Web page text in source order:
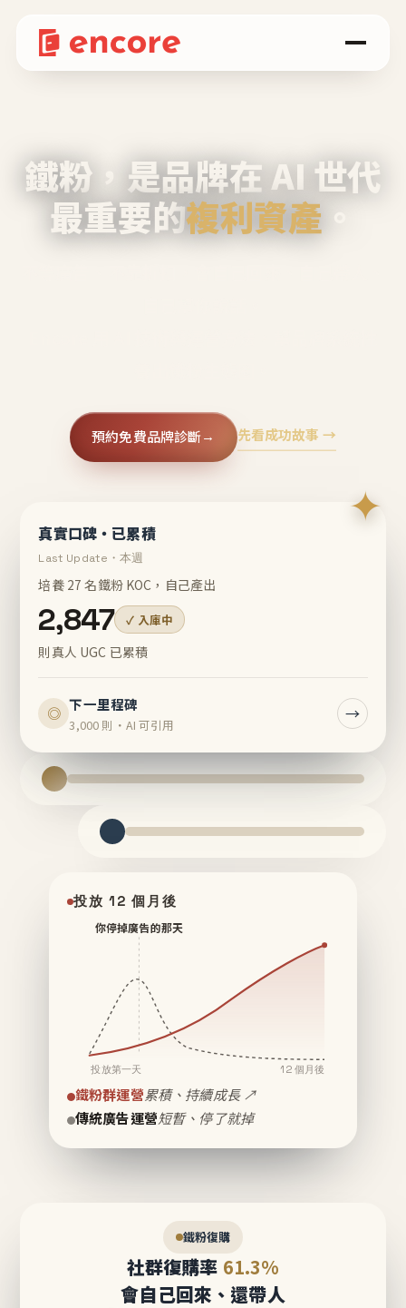
鐵粉，是品牌在 AI 世代
最重要的複利資產 。
預約免費品牌診斷→ 先看成功故事 →
✦
真實口碑・已累積
Last Update・本週
培養 27 名鐵粉 KOC，自己產出
2,847 ✓ 入庫中
則真人 UGC 已累積
◎ 下一里程碑
3,000 則・AI 可引用
→
投放 12 個月後
你停掉廣告的那天
投放第一天 12 個月後
鐵粉群運營累積、持續成長 ↗
傳統廣告運營短暫、停了就掉
鐵粉復購
社群復購率 61.3%
會自己回來、還帶人